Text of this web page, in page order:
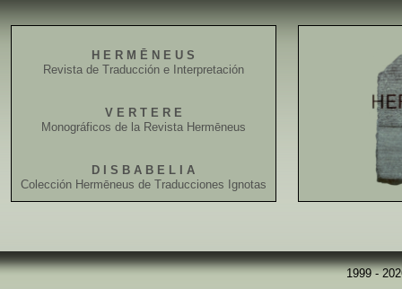
H E R M Ē N E U S
Revista de Traducción e Interpretación
V E R T E R E
Monográficos de la Revista Hermēneus
D I S B A B E L I A
Colección Hermēneus de Traducciones Ignotas
1999 -